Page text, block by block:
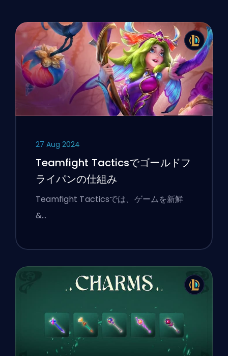
27 Aug 2024
Teamfight Tacticsでゴールドフ
ライパンの仕組み
Teamfight Tacticsでは、ゲームを新鮮
&…